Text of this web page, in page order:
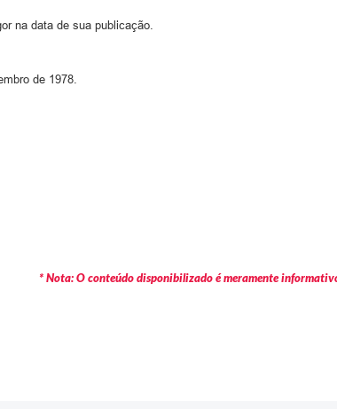
na data de sua publicação.
de 1978.
* Nota: O conteúdo disponibilizado é meramente